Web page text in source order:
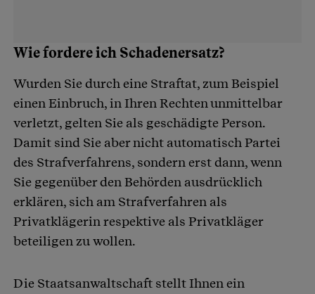
Wie fordere ich Schadenersatz?
Wurden Sie durch eine Straftat, zum Beispiel
einen Einbruch, in Ihren Rechten unmittelbar
verletzt, gelten Sie als geschädigte Person.
Damit sind Sie aber nicht automatisch Partei
des Strafverfahrens, sondern erst dann, wenn
Sie gegenüber den Behörden ausdrücklich
erklären, sich am Strafverfahren als
Privatklägerin respektive als Privatkläger
beteiligen zu wollen.
Die Staatsanwaltschaft stellt Ihnen ein